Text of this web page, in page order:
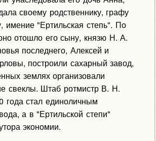
своему родственнику, графу
имение "Ертильская степь". По
отошло его сыну, князю Н. А.
последнего, Алексей и
построили сахарный завод,
землях организовали
свеклы. Штаб ротмистр В. Н.
года стал единоличным
а в "Ертильской степи"
экономии.